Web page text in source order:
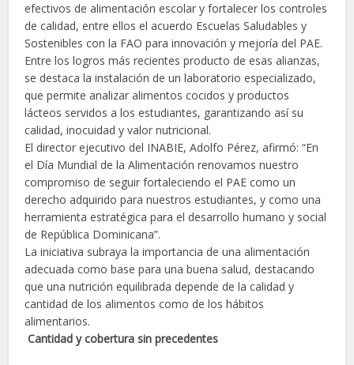
efectivos de alimentación escolar y fortalecer los controles
de calidad, entre ellos el acuerdo Escuelas Saludables y
Sostenibles con la FAO para innovación y mejoría del PAE.
Entre los logros más recientes producto de esas alianzas,
se destaca la instalación de un laboratorio especializado,
que permite analizar alimentos cocidos y productos
lácteos servidos a los estudiantes, garantizando así su
calidad, inocuidad y valor nutricional.
El director ejecutivo del INABIE, Adolfo Pérez, afirmó: “En
el Día Mundial de la Alimentación renovamos nuestro
compromiso de seguir fortaleciendo el PAE como un
derecho adquirido para nuestros estudiantes, y como una
herramienta estratégica para el desarrollo humano y social
de República Dominicana”.
La iniciativa subraya la importancia de una alimentación
adecuada como base para una buena salud, destacando
que una nutrición equilibrada depende de la calidad y
cantidad de los alimentos como de los hábitos
alimentarios.
Cantidad y cobertura sin precedentes